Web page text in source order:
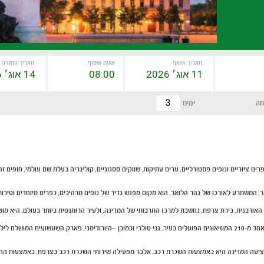
תאריך איסוף שעת איסוף תאריך החזרה
ימים
ונופים פסטורליים, ערים עתיקות, שווקים ססגוניים, קולינריה בעלת שם עולמי,
לאורכו של נהר הלואר, הוא מקום מפגש נדיר של נופים מרהיבים, כפרים מיוחדים וטירות
זכו לשם עולמי.